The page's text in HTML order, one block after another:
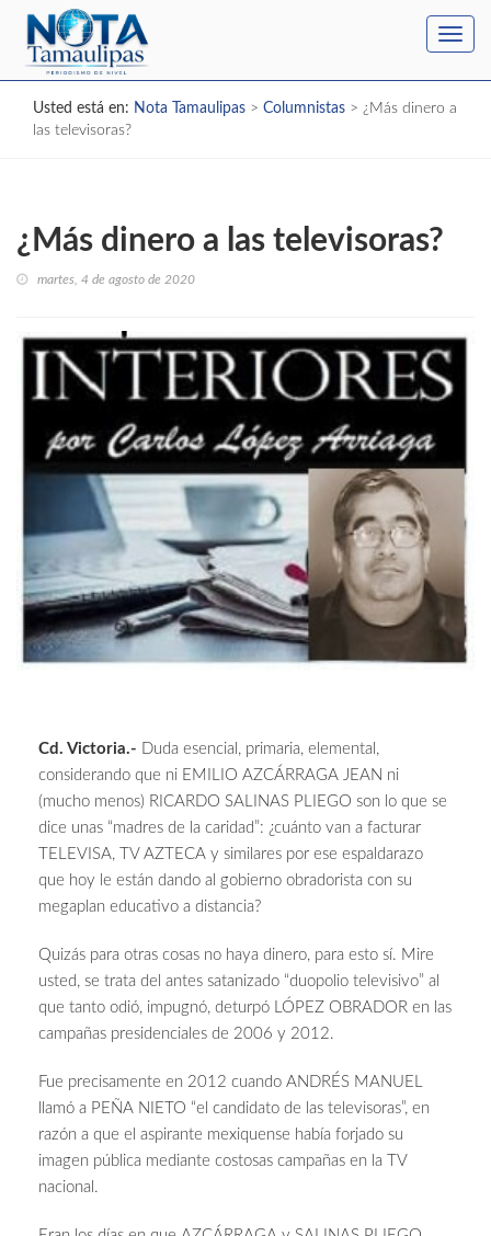
Usted está en: Nota Tamaulipas > Columnistas > ¿Más dinero a
las televisoras?
¿Más dinero a las televisoras?
martes, 4 de agosto de 2020
Cd. Victoria.- Duda esencial, primaria, elemental,
considerando que ni EMILIO AZCÁRRAGA JEAN ni
(mucho menos) RICARDO SALINAS PLIEGO son lo que se
dice unas “madres de la caridad”: ¿cuánto van a facturar
TELEVISA, TV AZTECA y similares por ese espaldarazo
que hoy le están dando al gobierno obradorista con su
megaplan educativo a distancia?
Quizás para otras cosas no haya dinero, para esto sí. Mire
usted, se trata del antes satanizado “duopolio televisivo” al
que tanto odió, impugnó, deturpó LÓPEZ OBRADOR en las
campañas presidenciales de 2006 y 2012.
Fue precisamente en 2012 cuando ANDRÉS MANUEL
llamó a PEÑA NIETO “el candidato de las televisoras”, en
razón a que el aspirante mexiquense había forjado su
imagen pública mediante costosas campañas en la TV
nacional.